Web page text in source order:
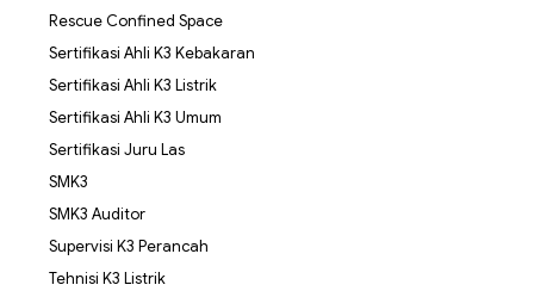
Rescue Confined Space
Sertifikasi Ahli K3 Kebakaran
Sertifikasi Ahli K3 Listrik
Sertifikasi Ahli K3 Umum
Sertifikasi Juru Las
SMK3
SMK3 Auditor
Supervisi K3 Perancah
Tehnisi K3 Listrik